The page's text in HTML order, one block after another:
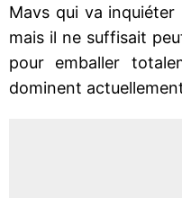
Mavs qui va inquiéter
mais il ne suffisait
pour emballer
dominent